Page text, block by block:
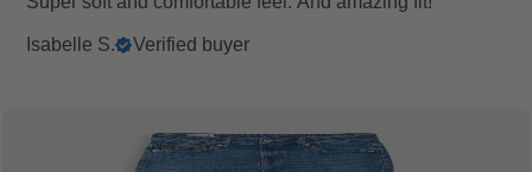
Isabelle S. Verified buyer